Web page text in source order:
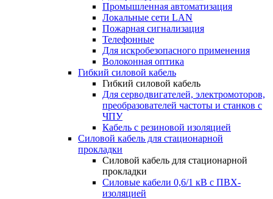
Промышленная автоматизация
Локальные сети LAN
Пожарная сигнализация
Телефонные
Для искробезопасного применения
Волоконная оптика
Гибкий силовой кабель
Гибкий силовой кабель
Для серводвигателей, электромоторов,
преобразователей частоты и станков с
ЧПУ
Кабель с резиновой изоляцией
Силовой кабель для стационарной
прокладки
Силовой кабель для стационарной
прокладки
Силовые кабели 0,6/1 кВ с ПВХ-
изоляцией